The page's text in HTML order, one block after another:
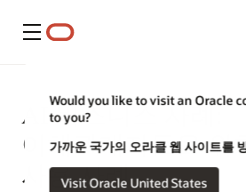
메뉴
Would you like to visit an Oracle
to you?
가까운 국가의 오라클 웹 사이트를
Visit Oracle United States
AI 비즈니스 사례:
이해관계자들을 위
사용 사례